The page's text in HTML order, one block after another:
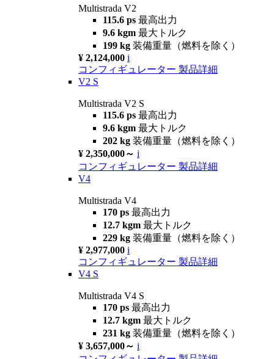
Multistrada V2
115.6 ps 最高出力
9.6 kgm 最大トルク
199 kg 装備重量（燃料を除く）
¥ 2,124,000 i
コンフィギュレーター 製品詳細
V2 S
Multistrada V2 S
115.6 ps 最高出力
9.6 kgm 最大トルク
202 kg 装備重量（燃料を除く）
¥ 2,350,000～ i
コンフィギュレーター 製品詳細
V4
Multistrada V4
170 ps 最高出力
12.7 kgm 最大トルク
229 kg 装備重量（燃料を除く）
¥ 2,977,000 i
コンフィギュレーター 製品詳細
V4 S
Multistrada V4 S
170 ps 最高出力
12.7 kgm 最大トルク
231 kg 装備重量（燃料を除く）
¥ 3,657,000～ i